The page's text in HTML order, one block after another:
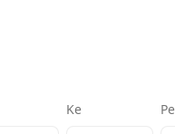
Ke
Pe